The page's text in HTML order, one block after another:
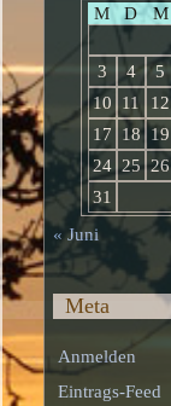
M
D M
3
4 5
10
11 12
17
18 19
24 25 26
31
« Juni
Meta
Anmelden
Eintrags-Feed